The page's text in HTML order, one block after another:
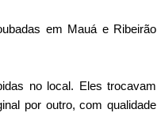
em Mauá e Ribeirão
no local. Eles trocavam
por outro, com qualidade